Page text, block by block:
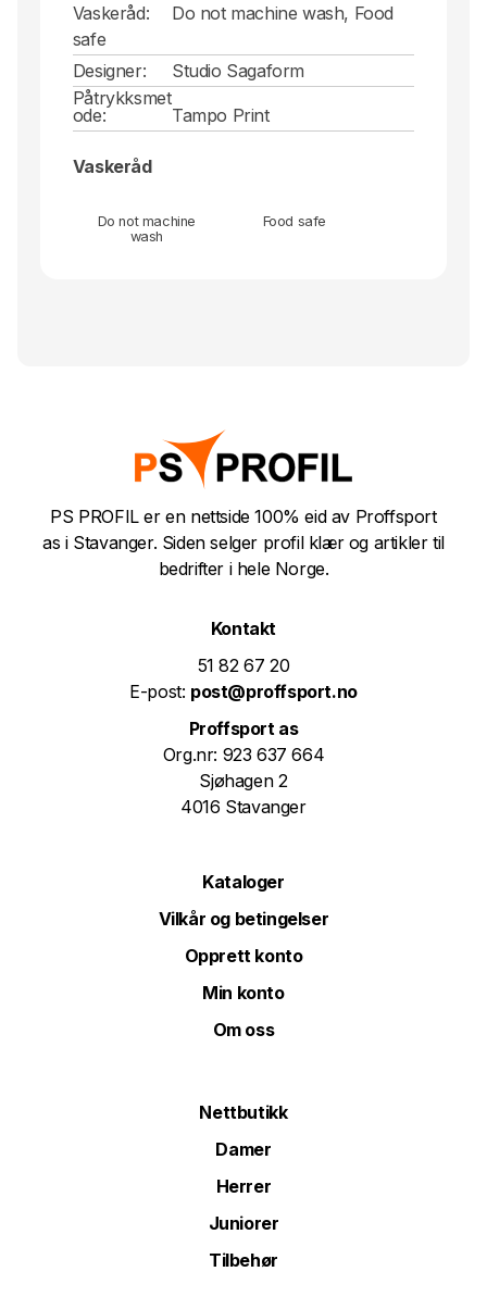
Vaskeråd:
Do not machine wash, Food
safe
Designer:
Studio Sagaform
Påtrykksmet
ode:
Tampo Print
Vaskeråd
Do not machine
wash
Food safe
PS PROFIL er en nettside 100% eid av Proffsport
as i Stavanger. Siden selger profil klær og artikler til
bedrifter i hele Norge.
Kontakt
51 82 67 20
E-post: post@proffsport.no
Proffsport as
Org.nr: 923 637 664
Sjøhagen 2
4016 Stavanger
Kataloger
Vilkår og betingelser
Opprett konto
Min konto
Om oss
Nettbutikk
Damer
Herrer
Juniorer
Tilbehør